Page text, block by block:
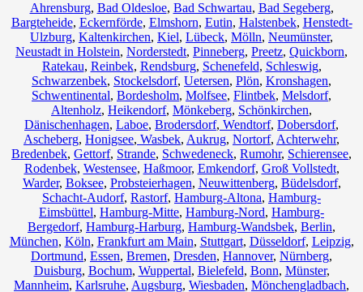
Ahrensburg, Bad Oldesloe, Bad Schwartau, Bad Segeberg,
Bargteheide, Eckernförde, Elmshorn, Eutin, Halstenbek, Henstedt-
Ulzburg, Kaltenkirchen, Kiel, Lübeck, Mölln, Neumünster,
Neustadt in Holstein, Norderstedt, Pinneberg, Preetz, Quickborn,
Ratekau, Reinbek, Rendsburg, Schenefeld, Schleswig,
Schwarzenbek, Stockelsdorf, Uetersen, Plön, Kronshagen,
Schwentinental, Bordesholm, Molfsee, Flintbek, Melsdorf,
Altenholz, Heikendorf, Mönkeberg, Schönkirchen,
Dänischenhagen, Laboe, Brodersdorf, Wendtorf, Dobersdorf,
Ascheberg, Honigsee, Wasbek, Aukrug, Nortorf, Achterwehr,
Bredenbek, Gettorf, Strande, Schwedeneck, Rumohr, Schierensee,
Rodenbek, Westensee, Haßmoor, Emkendorf, Groß Vollstedt,
Warder, Boksee, Probsteierhagen, Neuwittenberg, Büdelsdorf,
Schacht-Audorf, Rastorf, Hamburg-Altona, Hamburg-
Eimsbüttel, Hamburg-Mitte, Hamburg-Nord, Hamburg-
Bergedorf, Hamburg-Harburg, Hamburg-Wandsbek, Berlin,
München, Köln, Frankfurt am Main, Stuttgart, Düsseldorf, Leipzig,
Dortmund, Essen, Bremen, Dresden, Hannover, Nürnberg,
Duisburg, Bochum, Wuppertal, Bielefeld, Bonn, Münster,
Mannheim, Karlsruhe, Augsburg, Wiesbaden, Mönchengladbach,